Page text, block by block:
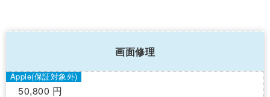
画面修理
50,800 円